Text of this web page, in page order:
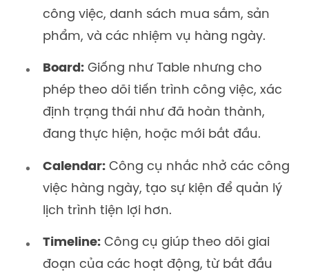
công việc, danh sách mua sắm, sản
phẩm, và các nhiệm vụ hàng ngày.
Board: Giống như Table nhưng cho
phép theo dõi tiến trình công việc, xác
định trạng thái như đã hoàn thành,
đang thực hiện, hoặc mới bắt đầu.
Calendar: Công cụ nhắc nhở các công
việc hàng ngày, tạo sự kiện để quản lý
lịch trình tiện lợi hơn.
Timeline: Công cụ giúp theo dõi giai
đoạn của các hoạt động, từ bắt đầu